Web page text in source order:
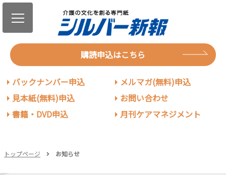
購読申込はこちら
バックナンバー申込
見本紙(無料)申込
書籍・DVD申込
メルマガ(無料)申込
お問い合わせ
月刊ケアマネジメント
トップページ お知らせ